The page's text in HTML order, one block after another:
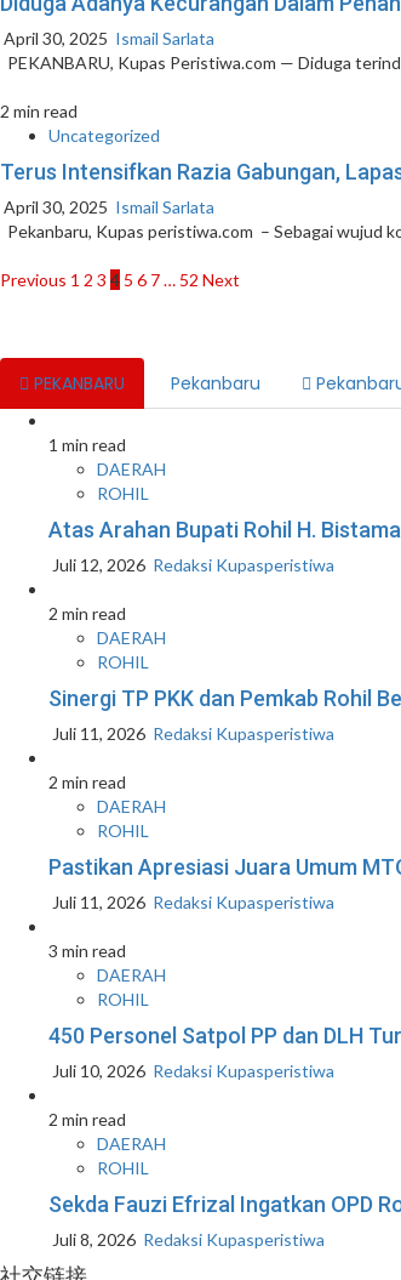
April 30, 2025 Ismail Sarlata
PEKANBARU, Kupas Peristiwa.com — Diduga
2 min read
Uncategorized
Terus Intensifkan Razia Gabungan,
April 30, 2025 Ismail Sarlata
Pekanbaru, Kupas peristiwa.com – Sebagai wujud
Paginasi
Previous 1 2 3 4 5 6 7… 52 Next
PEKANBARU Pekanbaru
1 min read
DAERAH
ROHIL
Atas Arahan Bupati Rohil H.
Juli 12, 2026 Redaksi Kupasperistiwa
2 min read
DAERAH
ROHIL
Sinergi TP PKK dan Pemkab Rohil
Juli 11, 2026 Redaksi Kupasperistiwa
2 min read
DAERAH
ROHIL
Pastikan Apresiasi Juara Umum
Juli 11, 2026 Redaksi Kupasperistiwa
3 min read
DAERAH
ROHIL
450 Personel Satpol PP dan DLH
Juli 10, 2026 Redaksi Kupasperistiwa
2 min read
DAERAH
ROHIL
Sekda Fauzi Efrizal Ingatkan OPD
Juli 8, 2026 Redaksi Kupasperistiwa